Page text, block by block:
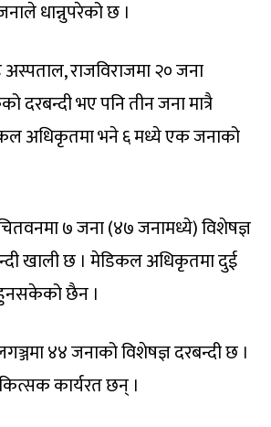
धान्नुपरेको छ ।
राजविराजमा २० जना
दरबन्दी भए पनि तीन जना मात्रै
अधिकृतमा भने ६ मध्ये एक जनाको
७ जना (४७ जनामध्ये) विशेषज्ञ
खाली छ । मेडिकल अधिकृतमा दुई
हुनसकेको छैन ।
४४ जनाको विशेषज्ञ दरबन्दी छ ।
कार्यरत छन् ।